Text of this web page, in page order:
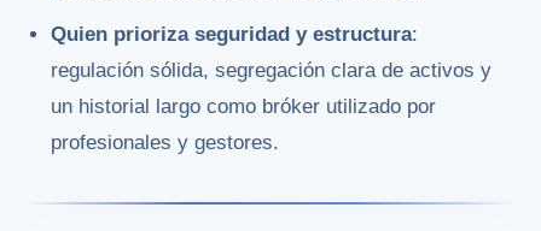
Quien prioriza seguridad y estructura:
regulación sólida, segregación clara de activos y
un historial largo como bróker utilizado por
profesionales y gestores.